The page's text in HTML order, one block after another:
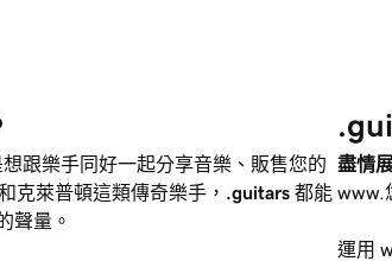
跟樂手同好一起分享音樂、販售您的
克萊普頓這類傳奇樂手， .guitars 都能
聲量。
盡情
www.
運用